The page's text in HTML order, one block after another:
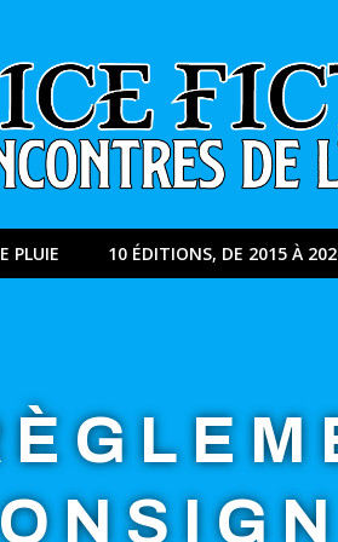
PLUIE 10 ÉDITIONS, DE 2015 À